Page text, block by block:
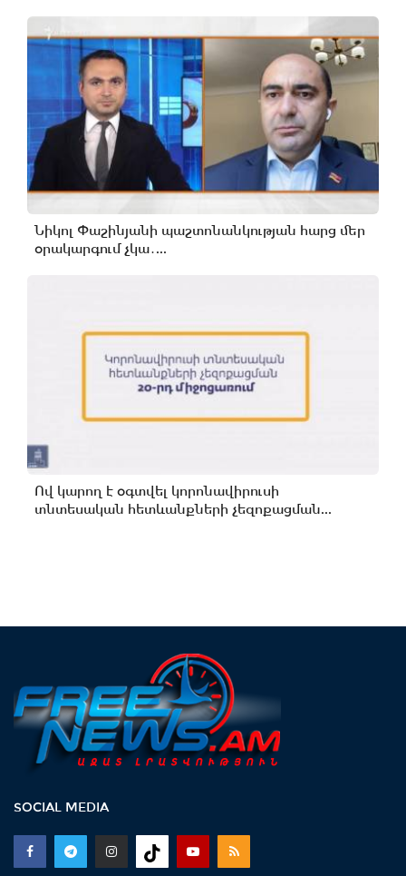
Նիկոլ Փաշինյանի պաշտոնանկության հարց մեր
օրակարգում չկա․...
Ով կարող է օգտվել կորոնավիրուսի
տնտեսական հետևանքների չեզոքացման...
SOCIAL MEDIA